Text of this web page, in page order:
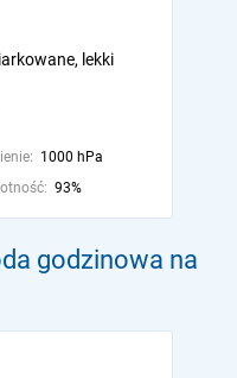
lekki
1000 hPa
93%
godzinowa na